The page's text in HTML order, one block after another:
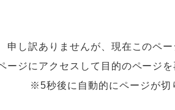
申し訳ありませんが、現在このペー
ージにアクセスして目的のページ
※5秒後に自動的にページが切